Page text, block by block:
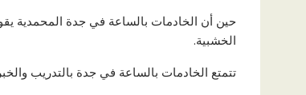
حين أن الخادمات بالساعة في جدة المحمدية
الخشبية.
تتمتع الخادمات بالساعة في جدة بالتدريب